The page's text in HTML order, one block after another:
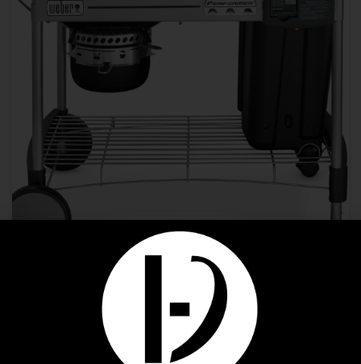
Barbecues à charbon
WEBER PERFORMER DELUXE GOURM